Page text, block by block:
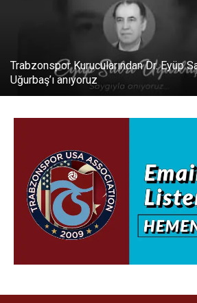
Trabzonspor Kurucularından Dr. Eyüp
Uğurbaş’ı anıyoruz